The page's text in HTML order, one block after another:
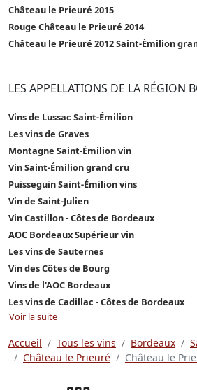
Château le Prieuré 2015
Rouge Château le Prieuré 2014
Château le Prieuré 2012 Saint-Émilion
LES APPELLATIONS DE LA RÉGION
Vins de Lussac Saint-Émilion
Les vins de Graves
Montagne Saint-Émilion vin
Vin Saint-Émilion grand cru
Puisseguin Saint-Émilion vins
Vin de Saint-Julien
Vin Castillon - Côtes de Bordeaux
AOC Bordeaux Supérieur vin
Les vins de Sauternes
Vin des Côtes de Bourg
Vins de l'AOC Bordeaux
Les vins de Cadillac - Côtes de Bordeaux
Voir la suite
Accueil Tous les vins Bordeaux
Château le Prieuré
Château le